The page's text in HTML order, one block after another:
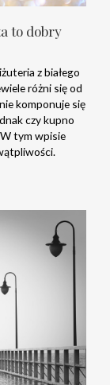
to dobry
z białego
różni się od
komponuje się
czy kupno
W tym wpisie